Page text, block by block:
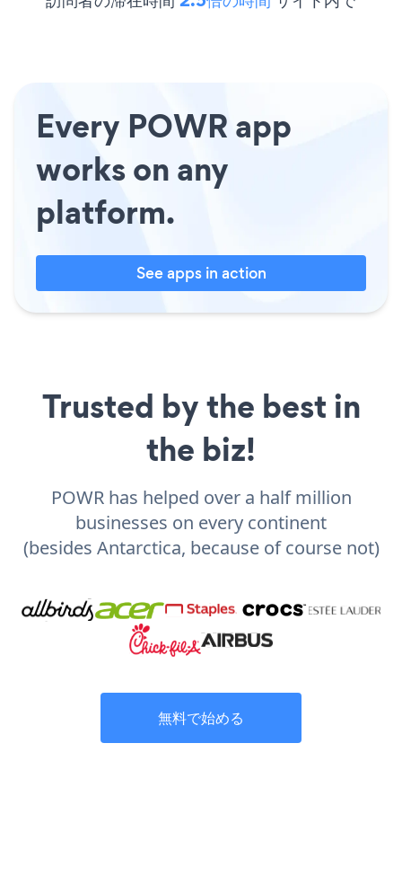
Every POWR app
works on any
platform.
See apps in action
Trusted by the best in
the biz!
POWR has helped over a half million
businesses on every continent
(besides Antarctica, because of course not)
無料で始める